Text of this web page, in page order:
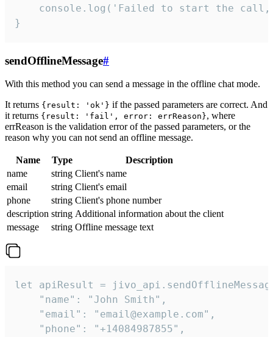
console.log('Failed to start the
}
sendOfflineMessage#
With this method you can send a message in the offline chat mode.
It returns {result: 'ok'} if the passed parameters are correct. And
it returns {result: 'fail', error: errReason}, where
errReason is the validation error of the passed parameters, or the
reason why you can not send an offline message.
Name Type
Description
name
string Client's name
email
string Client's email
phone
string Client's phone number
description string Additional information about the client
message
string Offline message text
let apiResult =
    "name": "John Smith",
    "email": "email@example.com",
    "phone": "+14084987855",